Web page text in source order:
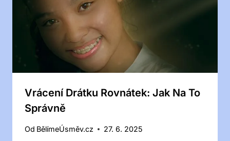
Vrácení Drátku Rovnátek: Jak Na To
Správně
Od BělímeÚsměv.cz 27. 6. 2025